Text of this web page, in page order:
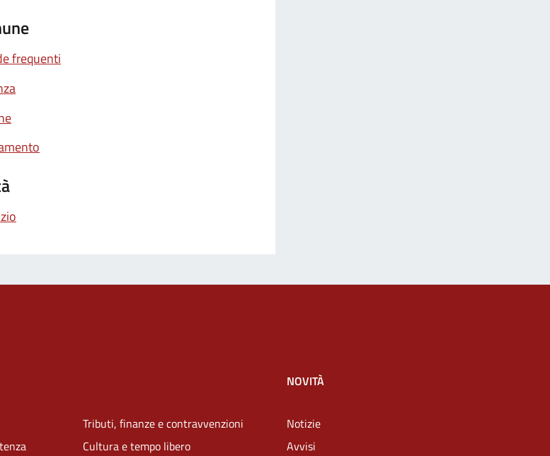
frequenti
Tributi, finanze e contravvenzioni
Cultura e tempo libero
NOVITÀ
Notizie
Avvisi